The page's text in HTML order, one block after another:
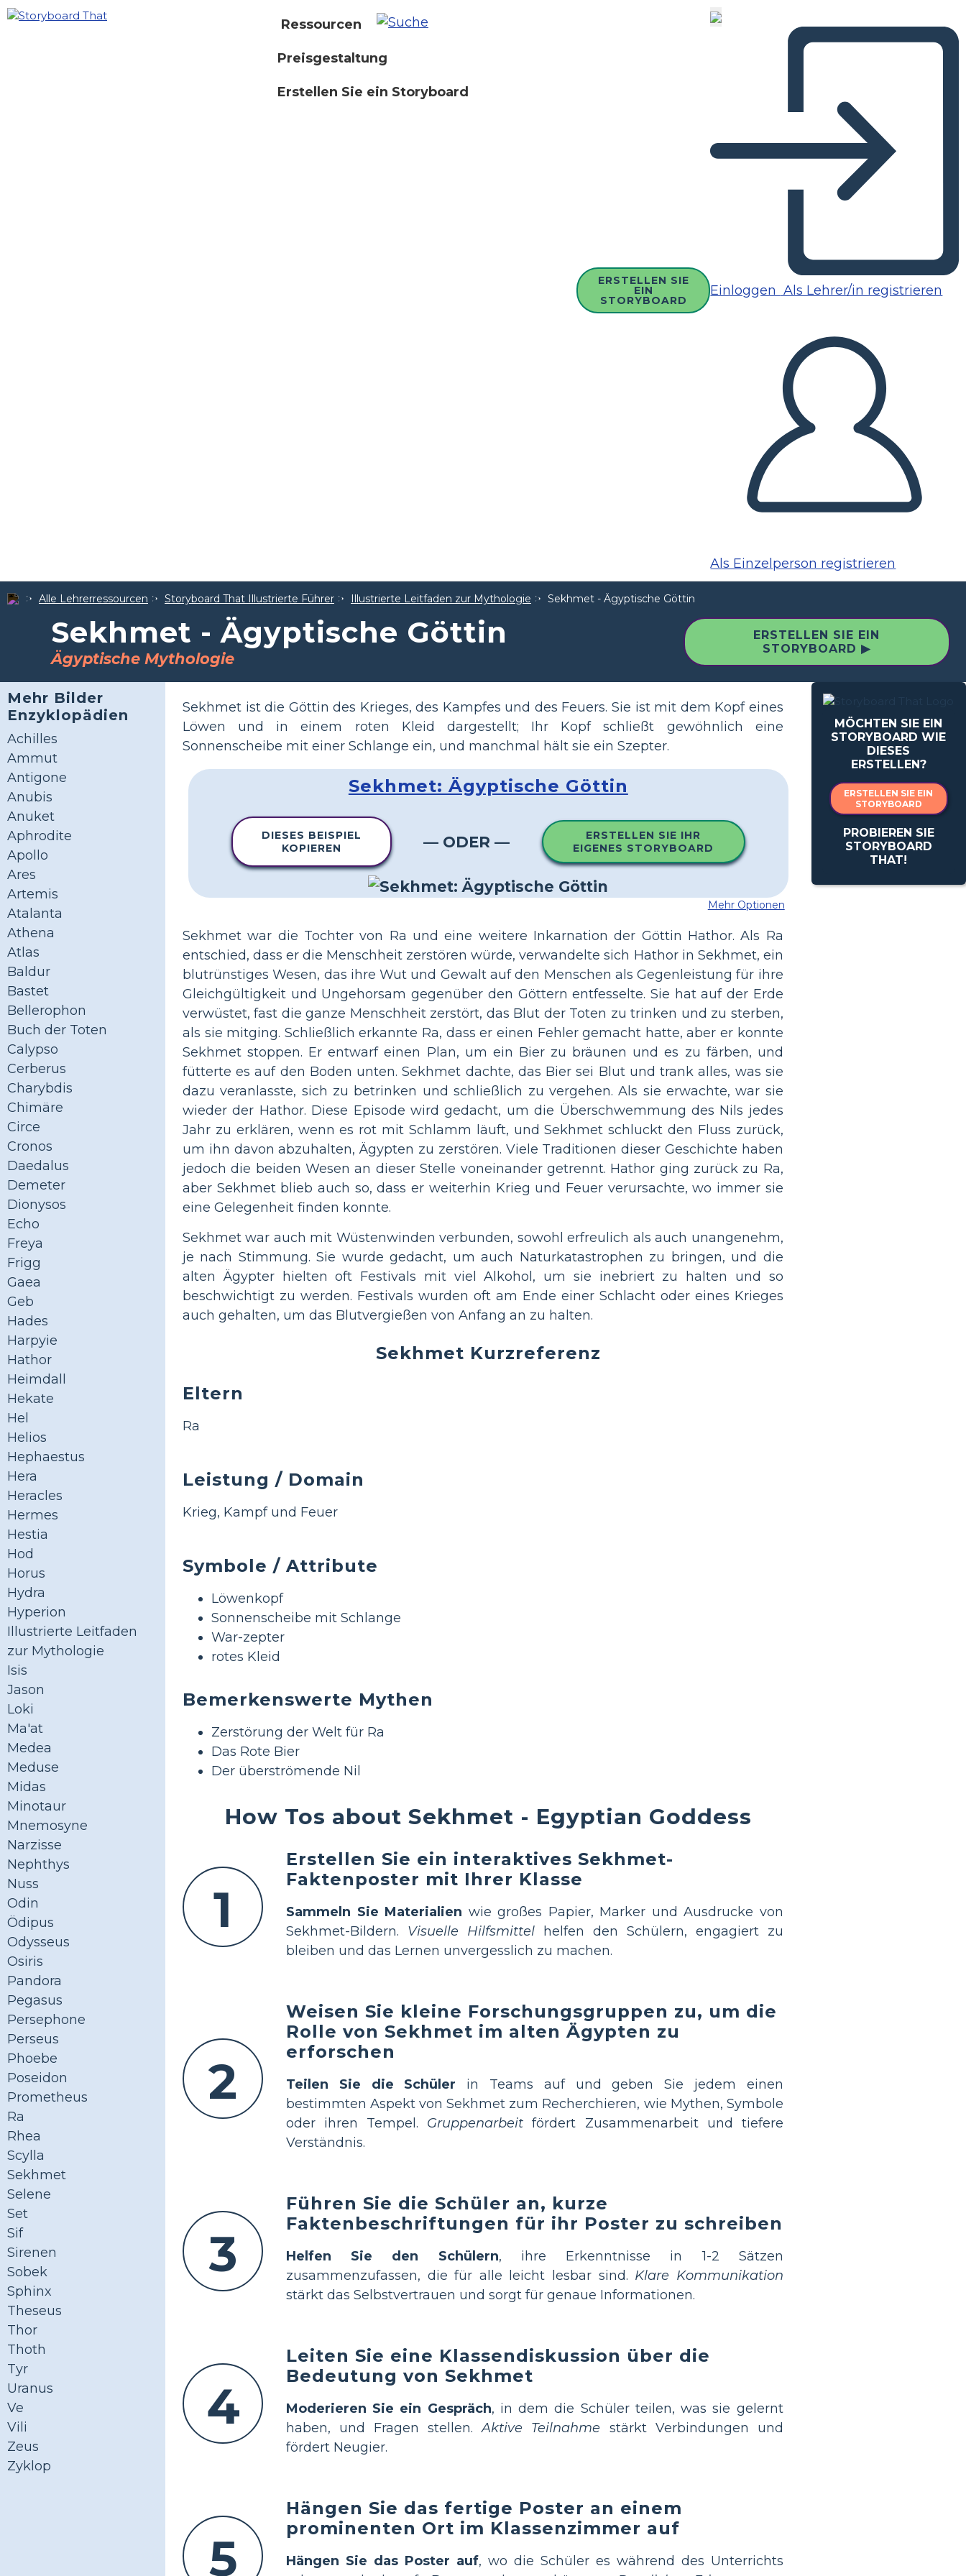
Ressourcen
Preisgestaltung
Erstellen Sie ein Storyboard
ERSTELLEN SIE
EIN
STORYBOARD
Einloggen Als Lehrer/in registrieren
Als Einzelperson registrieren
Alle Lehrerressourcen Storyboard That Illustrierte Führer Illustrierte Leitfaden zur Mythologie Sekhmet - Ägyptische Göttin
Sekhmet - Ägyptische Göttin
Ägyptische Mythologie
ERSTELLEN SIE EIN
STORYBOARD ▶
Mehr Bilder
Enzyklopädien
Achilles
Ammut
Antigone
Anubis
Anuket
Aphrodite
Apollo
Ares
Artemis
Atalanta
Athena
Atlas
Baldur
Bastet
Bellerophon
Buch der Toten
Calypso
Cerberus
Charybdis
Chimäre
Circe
Cronos
Daedalus
Demeter
Dionysos
Echo
Freya
Frigg
Gaea
Geb
Hades
Harpyie
Hathor
Heimdall
Hekate
Hel
Helios
Hephaestus
Hera
Heracles
Hermes
Hestia
Hod
Horus
Hydra
Hyperion
Illustrierte Leitfaden
zur Mythologie
Isis
Jason
Loki
Ma'at
Medea
Meduse
Midas
Minotaur
Mnemosyne
Narzisse
Nephthys
Nuss
Odin
Ödipus
Odysseus
Osiris
Pandora
Pegasus
Persephone
Perseus
Phoebe
Poseidon
Prometheus
Ra
Rhea
Scylla
Sekhmet
Selene
Set
Sif
Sirenen
Sobek
Sphinx
Theseus
Thor
Thoth
Tyr
Uranus
Ve
Vili
Zeus
Zyklop
MÖCHTEN SIE EIN
STORYBOARD WIE
DIESES
ERSTELLEN?
ERSTELLEN SIE EIN
STORYBOARD
PROBIEREN SIE
STORYBOARD
THAT!
Sekhmet ist die Göttin des Krieges, des Kampfes und des Feuers. Sie ist mit dem Kopf eines
Löwen und in einem roten Kleid dargestellt; Ihr Kopf schließt gewöhnlich eine
Sonnenscheibe mit einer Schlange ein, und manchmal hält sie ein Szepter.
Sekhmet: Ägyptische Göttin
DIESES BEISPIEL
KOPIEREN
— ODER —
ERSTELLEN SIE IHR
EIGENES STORYBOARD
Mehr Optionen
Sekhmet war die Tochter von Ra und eine weitere Inkarnation der Göttin Hathor. Als Ra
entschied, dass er die Menschheit zerstören würde, verwandelte sich Hathor in Sekhmet, ein
blutrünstiges Wesen, das ihre Wut und Gewalt auf den Menschen als Gegenleistung für ihre
Gleichgültigkeit und Ungehorsam gegenüber den Göttern entfesselte. Sie hat auf der Erde
verwüstet, fast die ganze Menschheit zerstört, das Blut der Toten zu trinken und zu sterben,
als sie mitging. Schließlich erkannte Ra, dass er einen Fehler gemacht hatte, aber er konnte
Sekhmet stoppen. Er entwarf einen Plan, um ein Bier zu bräunen und es zu färben, und
fütterte es auf den Boden unten. Sekhmet dachte, das Bier sei Blut und trank alles, was sie
dazu veranlasste, sich zu betrinken und schließlich zu vergehen. Als sie erwachte, war sie
wieder der Hathor. Diese Episode wird gedacht, um die Überschwemmung des Nils jedes
Jahr zu erklären, wenn es rot mit Schlamm läuft, und Sekhmet schluckt den Fluss zurück,
um ihn davon abzuhalten, Ägypten zu zerstören. Viele Traditionen dieser Geschichte haben
jedoch die beiden Wesen an dieser Stelle voneinander getrennt. Hathor ging zurück zu Ra,
aber Sekhmet blieb auch so, dass er weiterhin Krieg und Feuer verursachte, wo immer sie
eine Gelegenheit finden konnte.
Sekhmet war auch mit Wüstenwinden verbunden, sowohl erfreulich als auch unangenehm,
je nach Stimmung. Sie wurde gedacht, um auch Naturkatastrophen zu bringen, und die
alten Ägypter hielten oft Festivals mit viel Alkohol, um sie inebriert zu halten und so
beschwichtigt zu werden. Festivals wurden oft am Ende einer Schlacht oder eines Krieges
auch gehalten, um das Blutvergießen von Anfang an zu halten.
Sekhmet Kurzreferenz
Eltern
Ra
Leistung / Domain
Krieg, Kampf und Feuer
Symbole / Attribute
Löwenkopf
Sonnenscheibe mit Schlange
War-zepter
rotes Kleid
Bemerkenswerte Mythen
Zerstörung der Welt für Ra
Das Rote Bier
Der überströmende Nil
How Tos about Sekhmet - Egyptian Goddess
1
Erstellen Sie ein interaktives Sekhmet-
Faktenposter mit Ihrer Klasse
Sammeln Sie Materialien wie großes Papier, Marker und Ausdrucke von
Sekhmet-Bildern. Visuelle Hilfsmittelhelfen den Schülern, engagiert zu
bleiben und das Lernen unvergesslich zu machen.
2
Weisen Sie kleine Forschungsgruppen zu, um die
Rolle von Sekhmet im alten Ägypten zu
erforschen
Teilen Sie die Schüler in Teams auf und geben Sie jedem einen
bestimmten Aspekt von Sekhmet zum Recherchieren, wie Mythen, Symbole
oder ihren Tempel. Gruppenarbeit fördert Zusammenarbeit und tiefere
Verständnis.
3
Führen Sie die Schüler an, kurze
Faktenbeschriftungen für ihr Poster zu schreiben
Helfen Sie den Schülern, ihre Erkenntnisse in 1-2 Sätzen
zusammenzufassen, die für alle leicht lesbar sind. Klare Kommunikation
stärkt das Selbstvertrauen und sorgt für genaue Informationen.
4
Leiten Sie eine Klassendiskussion über die
Bedeutung von Sekhmet
Moderieren Sie ein Gespräch, in dem die Schüler teilen, was sie gelernt
haben, und Fragen stellen.Aktive Teilnahme stärkt Verbindungen und
fördert Neugier.
5
Hängen Sie das fertige Poster an einem
prominenten Ort im Klassenzimmer auf
Hängen Sie das Poster auf, wo die Schüler es während des Unterrichts